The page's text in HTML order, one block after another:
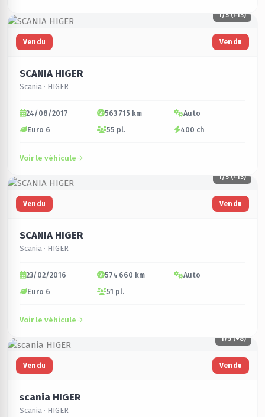
1/5 (+15)
Vendu Vendu
SCANIA HIGER
Scania · HIGER
24/08/2017 563 715 km
Auto
Euro 6
55 pl. 400 ch
Voir le véhicule
1/5 (+13)
Vendu Vendu
SCANIA HIGER
Scania · HIGER
23/02/2016 574 660 km
Auto
Euro 6
51 pl.
Voir le véhicule
1/5 (+8)
Vendu Vendu
scania HIGER
Scania · HIGER